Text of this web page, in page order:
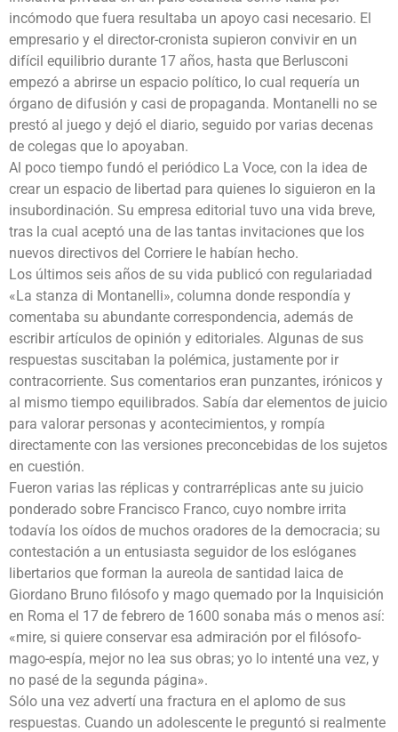
incómodo que fuera resultaba un apoyo casi necesario. El
empresario y el director-cronista supieron convivir en un
difícil equilibrio durante 17 años, hasta que Berlusconi
empezó a abrirse un espacio político, lo cual requería un
órgano de difusión y casi de propaganda. Montanelli no se
prestó al juego y dejó el diario, seguido por varias decenas
de colegas que lo apoyaban.
Al poco tiempo fundó el periódico La Voce, con la idea de
crear un espacio de libertad para quienes lo siguieron en la
insubordinación. Su empresa editorial tuvo una vida breve,
tras la cual aceptó una de las tantas invitaciones que los
nuevos directivos del Corriere le habían hecho.
Los últimos seis años de su vida publicó con regulariadad
«La stanza di Montanelli», columna donde respondía y
comentaba su abundante correspondencia, además de
escribir artículos de opinión y editoriales. Algunas de sus
respuestas suscitaban la polémica, justamente por ir
contracorriente. Sus comentarios eran punzantes, irónicos y
al mismo tiempo equilibrados. Sabía dar elementos de juicio
para valorar personas y acontecimientos, y rompía
directamente con las versiones preconcebidas de los sujetos
en cuestión.
Fueron varias las réplicas y contrarréplicas ante su juicio
ponderado sobre Francisco Franco, cuyo nombre irrita
todavía los oídos de muchos oradores de la democracia; su
contestación a un entusiasta seguidor de los eslóganes
libertarios que forman la aureola de santidad laica de
Giordano Bruno filósofo y mago quemado por la Inquisición
en Roma el 17 de febrero de 1600 sonaba más o menos así:
«mire, si quiere conservar esa admiración por el filósofo-
mago-espía, mejor no lea sus obras; yo lo intenté una vez, y
no pasé de la segunda página».
Sólo una vez advertí una fractura en el aplomo de sus
respuestas. Cuando un adolescente le preguntó si realmente